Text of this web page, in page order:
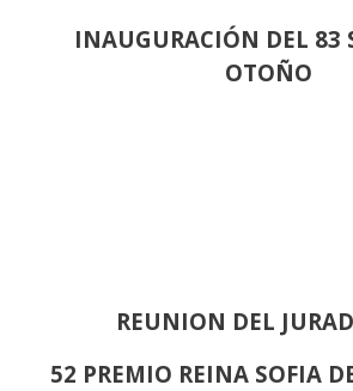
INAUGURACIÓN DEL 83
OTOÑO
REUNION DEL
52 PREMIO REINA SOFIA